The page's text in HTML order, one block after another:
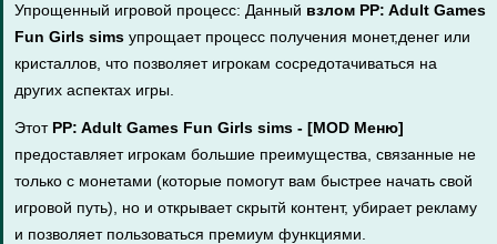
Упрощенный игровой процесс: Данный взлом PP: Adult Games
Fun Girls sims упрощает процесс получения монет,денег или
кристаллов, что позволяет игрокам сосредотачиваться на
других аспектах игры.
Этот PP: Adult Games Fun Girls sims - [MOD Меню]
предоставляет игрокам большие преимущества, связанные не
только с монетами (которые помогут вам быстрее начать свой
игровой путь), но и открывает скрытй контент, убирает рекламу
и позволяет пользоваться премиум функциями.